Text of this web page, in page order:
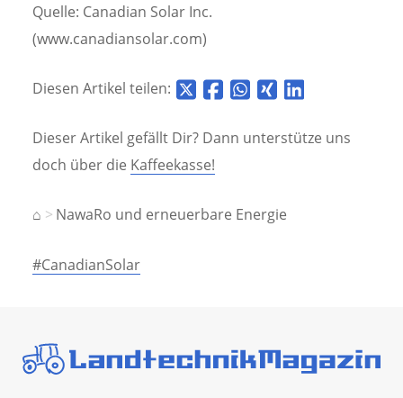
Quelle: Canadian Solar Inc.
(www.canadiansolar.com)
Diesen Artikel teilen:
Dieser Artikel gefällt Dir? Dann unterstütze uns
doch über die Kaffeekasse!
⌂ NawaRo und erneuerbare Energie
#CanadianSolar